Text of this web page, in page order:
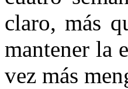
claro, más
mantener la
vez más